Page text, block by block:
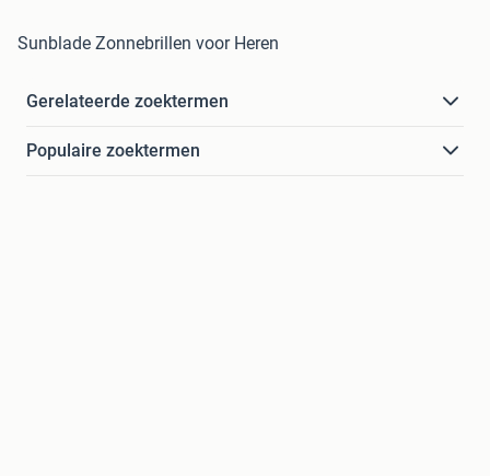
Sunblade Zonnebrillen voor Heren
Gerelateerde zoektermen
Populaire zoektermen